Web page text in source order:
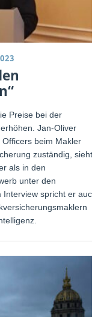
Preise bei der
Jan-Oliver
beim Makler
zuständig, sieht
als in den
unter den
spricht er auch